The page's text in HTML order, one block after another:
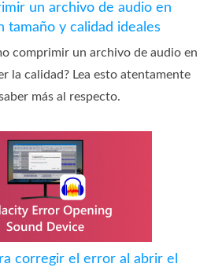
un archivo de audio en
tamaño y calidad ideales
comprimir un archivo de audio en
la calidad? Lea esto atentamente
más al respecto.
corregir el error al abrir el